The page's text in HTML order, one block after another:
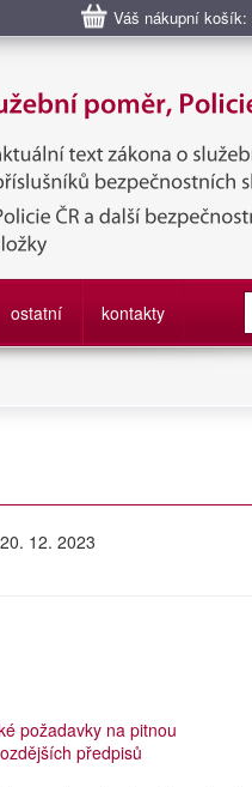
Váš nákupní
Policie ČR, Vězeňská
služby
ostatní kontakty
12. 2023
požadavky na pitnou
předpisů